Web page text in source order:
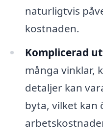
naturligtvis
kostnaden.
Komplicerad
många vinklar,
detaljer kan
byta, vilket kan